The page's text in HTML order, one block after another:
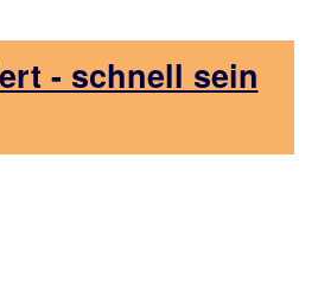
- schnell sein